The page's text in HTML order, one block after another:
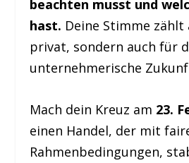
beachten musst und
hast. Deine Stimme
privat, sondern auch für
unternehmerische
Mach dein Kreuz am 23.
einen Handel, der mit
Rahmenbedingungen,